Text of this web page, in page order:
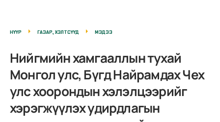
НҮҮР ГАЗАР, ХЭЛТСҮҮД МЭДЭЭ
Нийгмийн хамгааллын тухай
Монгол улс, Бүгд Найрамдах Чех
улс хоорондын хэлэлцээрийг
хэрэгжүүлэх удирдлагын